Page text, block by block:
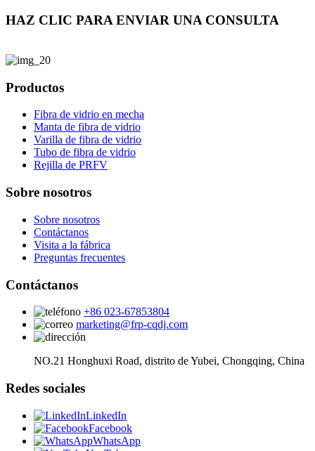
HAZ CLIC PARA ENVIAR UNA CONSULTA
Productos
Fibra de vidrio en mecha
Manta de fibra de vidrio
Varilla de fibra de vidrio
Tubo de fibra de vidrio
Rejilla de PRFV
Sobre nosotros
Sobre nosotros
Contáctanos
Visita a la fábrica
Preguntas frecuentes
Contáctanos
+86 023-67853804
marketing@frp-cqdj.com
NO.21 Honghuxi Road, distrito de Yubei, Chongqing, China
Redes sociales
LinkedIn
Facebook
WhatsApp